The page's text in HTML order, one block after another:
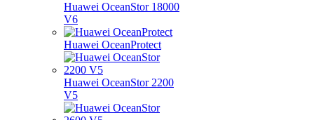
Huawei OceanStor 18000
V6
Huawei OceanProtect
Huawei OceanStor 2200
V5